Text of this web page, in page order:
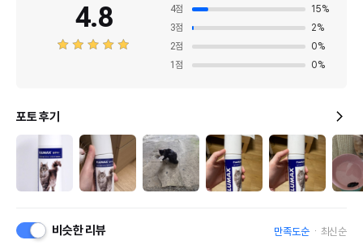
4.8
4점 15%
3점 2%
2점 0%
1 점 0%
포토 후기
비슷한 리뷰 만족도순 최신순